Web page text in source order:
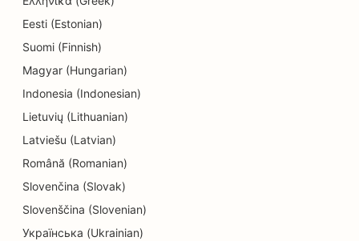
SEO untuk Toko Elektronik
SEO untuk Dokter Gigi Spesialis Endodontik
SEO untuk Hiburan &amp; Rekreasi
SEO untuk Perusahaan Teknik
EO untuk Restoran Etnik
SEO untuk Escape Room
SEO untuk Layanan Facelift
Eesti (Estonian)
Suomi (Finnish)
Magyar (Hungarian)
Indonesia (Indonesian)
Lietuvių (Lithuanian)
Latviešu (Latvian)
Română (Romanian)
Slovenčina (Slovak)
Slovenščina (Slovenian)
Українська (Ukrainian)